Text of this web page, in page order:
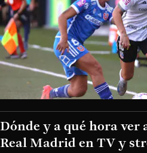
Dónde y a qué hora ver
Real Madrid en TV y